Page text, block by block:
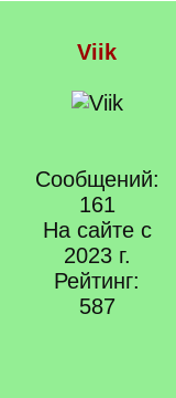
Viik
Сообщений:
161
На сайте с
2023 г.
Рейтинг:
587